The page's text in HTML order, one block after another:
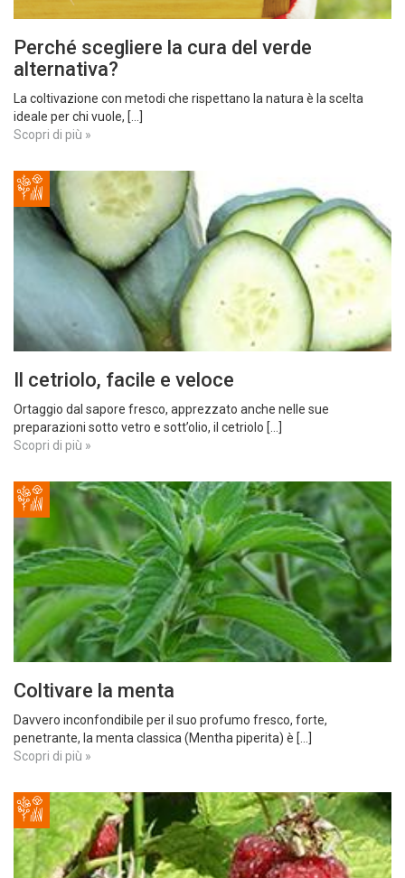
Perché scegliere la cura del verde
alternativa?
La coltivazione con metodi che rispettano la natura è la scelta
ideale per chi vuole, [...]
Scopri di più »
Il cetriolo, facile e veloce
Ortaggio dal sapore fresco, apprezzato anche nelle sue
preparazioni sotto vetro e sott’olio, il cetriolo [...]
Scopri di più »
Coltivare la menta
Davvero inconfondibile per il suo profumo fresco, forte,
penetrante, la menta classica (Mentha piperita) è [...]
Scopri di più »